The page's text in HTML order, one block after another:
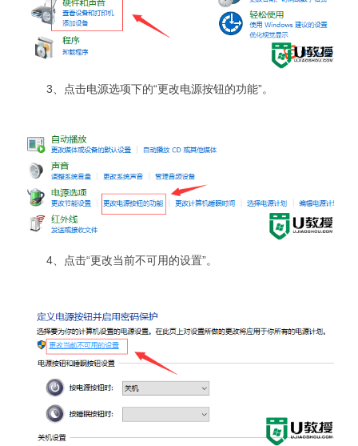
3、点击电源选项下的“更改电源按钮的功能”。
4、点击“更改当前不可用的设置”。